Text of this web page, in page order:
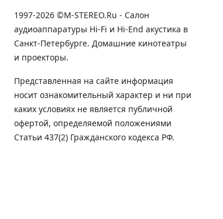
1997-2026 ©M-STEREO.Ru - Салон
аудиоаппаратуры Hi-Fi и Hi-End акустика в
Санкт-Петербурге. Домашние кинотеатры
и проекторы.
Представленная на сайте информация
носит ознакомительный характер и ни при
каких условиях не является публичной
офертой, определяемой положениями
Статьи 437(2) Гражданского кодекса РФ.